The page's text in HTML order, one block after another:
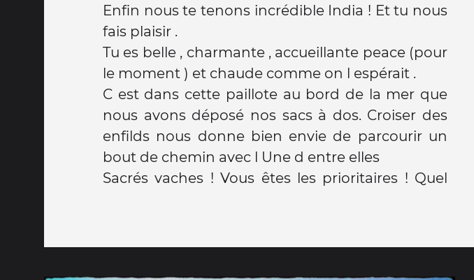
Enfin nous te tenons incrédible India ! Et tu nous
fais plaisir .
Tu es belle , charmante , accueillante peace (pour
le moment ) et chaude comme on l espérait .
C est dans cette paillote au bord de la mer que
nous avons déposé nos sacs à dos. Croiser des
enfilds nous donne bien envie de parcourir un
bout de chemin avec l Une d entre elles
Sacrés vaches ! Vous êtes les prioritaires ! Quel